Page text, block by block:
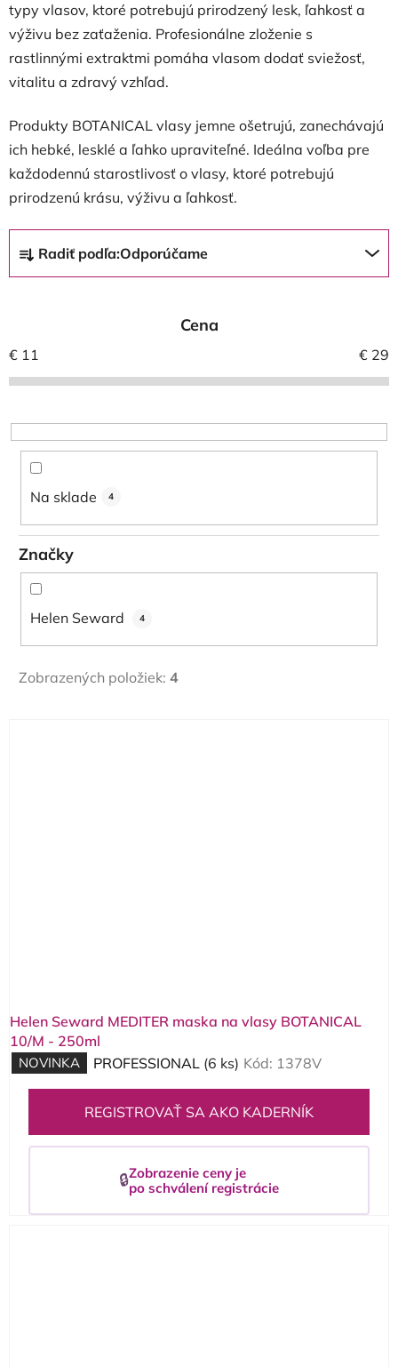
typy vlasov, ktoré potrebujú prirodzený lesk, ľahkosť a
výživu bez zaťaženia. Profesionálne zloženie s
rastlinnými extraktmi pomáha vlasom dodať sviežosť,
vitalitu a zdravý vzhľad.
Produkty BOTANICAL vlasy jemne ošetrujú, zanechávajú
ich hebké, lesklé a ľahko upraviteľné. Ideálna voľba pre
každodennú starostlivosť o vlasy, ktoré potrebujú
prirodzenú krásu, výživu a ľahkosť.
a
d
i
e
r
o
o
Radiť podľa:Odporúčame
Cena
€ 11 € 29
Na sklade 4
Značky
Helen Seward 4
Zobrazených položiek: 4
v
Helen Seward MEDITER maska na vlasy BOTANICAL
10/M - 250ml
NOVINKA PROFESSIONAL (6 ks) Kód: 1378V
REGISTROVAŤ SA AKO KADERNÍK
🔒Zobrazenie ceny je
po schválení registrácie